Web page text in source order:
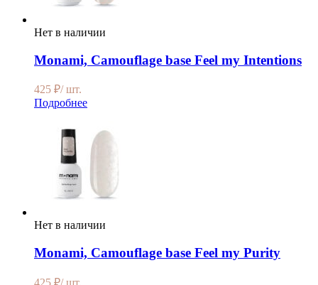
Нет в наличии
Monami, Camouflage base Feel my Intentions
425 ₽/ шт.
Подробнее
Нет в наличии
Monami, Camouflage base Feel my Purity
425 ₽/ шт.